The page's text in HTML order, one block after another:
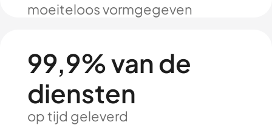
moeiteloos vormgegeven
99,9% van de
diensten
op tijd geleverd